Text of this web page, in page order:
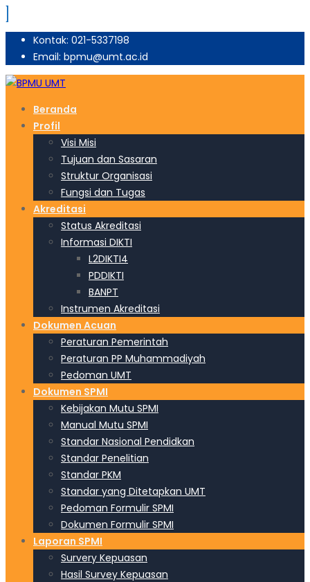
Kontak: 021-5337198
Email: bpmu@umt.ac.id
Beranda
Profil
Visi Misi
Tujuan dan Sasaran
Struktur Organisasi
Fungsi dan Tugas
Akreditasi
Status Akreditasi
Informasi DIKTI
L2DIKTI4
PDDIKTI
BANPT
Instrumen Akreditasi
Dokumen Acuan
Peraturan Pemerintah
Peraturan PP Muhammadiyah
Pedoman UMT
Dokumen SPMI
Kebijakan Mutu SPMI
Manual Mutu SPMI
Standar Nasional Pendidkan
Standar Penelitian
Standar PKM
Standar yang Ditetapkan UMT
Pedoman Formulir SPMI
Dokumen Formulir SPMI
Laporan SPMI
Survery Kepuasan
Hasil Survey Kepuasan